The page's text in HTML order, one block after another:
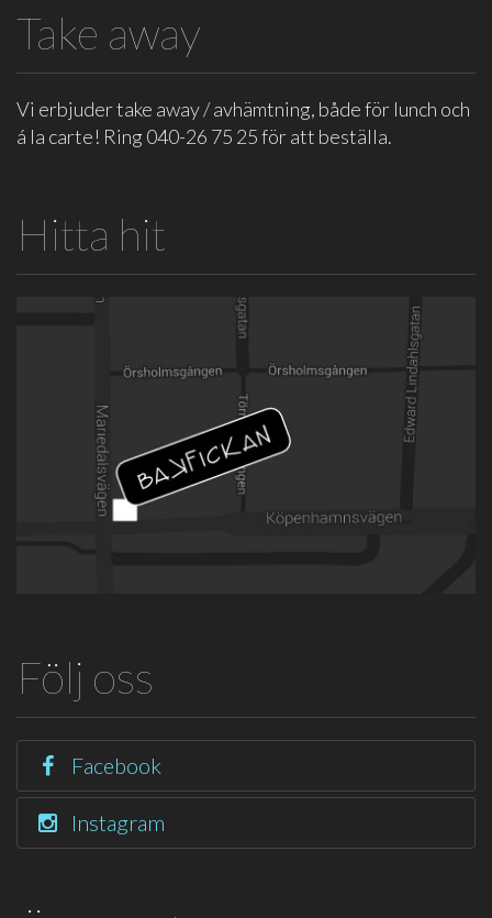
Take away
Vi erbjuder take away / avhämtning, både för lunch och
á la carte! Ring 040-26 75 25 för att beställa.
Hitta hit
Följ oss
Facebook
Instagram